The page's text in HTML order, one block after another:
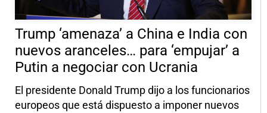
Trump ‘amenaza’ a China e India con
nuevos aranceles… para ‘empujar’ a
Putin a negociar con Ucrania
El presidente Donald Trump dijo a los funcionarios
europeos que está dispuesto a imponer nuevos